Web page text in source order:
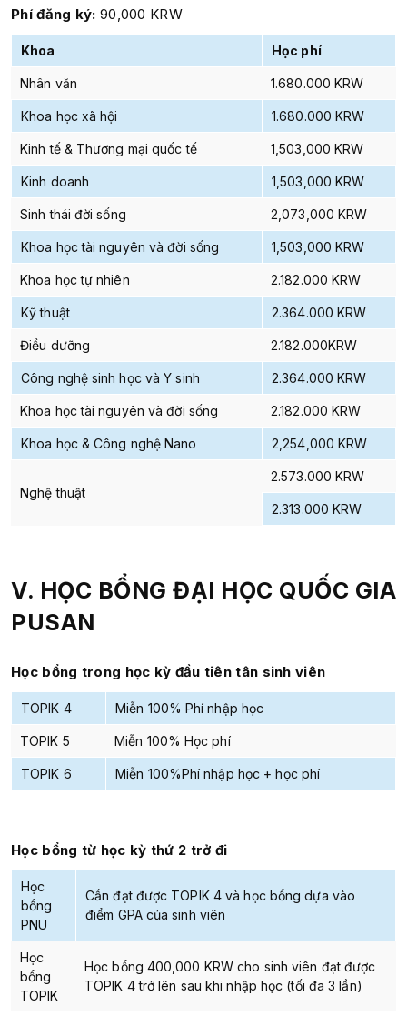
Phí đăng ký: 90,000 KRW
Khoa Học phí
Nhân văn 1.680.000 KRW
Khoa học xã hội 1.680.000 KRW
Kinh tế & Thương mại quốc tế 1,503,000 KRW
Kinh doanh 1,503,000 KRW
Sinh thái đời sống 2,073,000 KRW
Khoa học tài nguyên và đời sống 1,503,000 KRW
Khoa học tự nhiên 2.182.000 KRW
Kỹ thuật 2.364.000 KRW
Điều dưỡng 2.182.000KRW
Công nghệ sinh học và Y sinh 2.364.000 KRW
Khoa học tài nguyên và đời sống 2.182.000 KRW
Khoa học & Công nghệ Nano 2,254,000 KRW
Nghệ thuật
2.573.000 KRW
2.313.000 KRW
V. HỌC BỔNG ĐẠI HỌC QUỐC GIA
PUSAN
Học bổng trong học kỳ đầu tiên tân sinh viên
TOPIK 4 Miễn 100% Phí nhập học
TOPIK 5 Miễn 100% Học phí
TOPIK 6 Miễn 100%Phí nhập học + học phí
Học bổng từ học kỳ thứ 2 trở đi
Học
bổng
PNU
Cần đạt được TOPIK 4 và học bổng dựa vào
điểm GPA của sinh viên
Học
bổng
TOPIK
Học bổng 400,000 KRW cho sinh viên đạt được
TOPIK 4 trở lên sau khi nhập học (tối đa 3 lần)